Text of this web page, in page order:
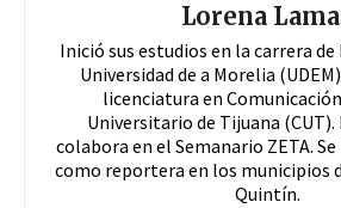
Lorena
Inició sus estudios en la carrera
Universidad de a Morelia
licenciatura en
Universitario de Tijuana (CUT).
colabora en el Semanario ZETA.
como reportera en los municipios
Quintín.